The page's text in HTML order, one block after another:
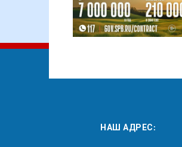
НАШ АДРЕС: